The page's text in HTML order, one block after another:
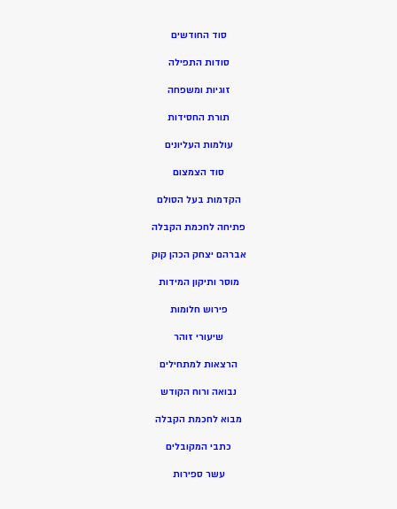
סוד החודשים
סודות התפילה
זוגיות ומשפחה
תורת החסידות
עולמות העליונים
סוד הצמצום
הקדמות בעל הסולם
פתיחה לחכמת הקבלה
אברהם יצחק הכהן קוק
מוסר ותיקון המידות
פירוש חלומות
שיעורי זוהר
הרצאות למתחילים
נבואה ורוח הקודש
מבוא לחכמת הקבלה
כתבי המקובלים
עשר ספירות